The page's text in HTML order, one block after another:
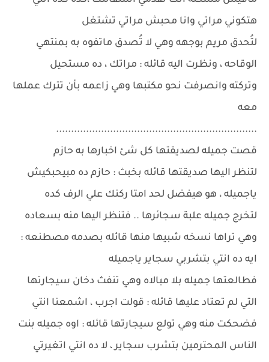
هتكوني مراتي وانا محبش مراتي تشتغل
لتُحدق مريم بوجهه وهي لا تُصدق ماتفوه به بمنتهي
الوقاحه ، ونظرت اليه قائله : مراتك ، ده مستحيل
وتركته وانصرفت نحو مكتبها وهي زاعمه بأن تترك عملها
معه
...................................................................
قصت جميله لصديقتها كل شئ اخبارها به حازم
لتنظر اليها صديقتها قائله بخبث : حازم ده مبيحبكيش
ياجميله ، هو هيفضل لحد امتا ركنك علي الرف كده
لتخرج جميله علبة سجائرها .. فتنظر اليها منه بسعاده
وهي تراها نسخه شبيها منها قائله بصدمه مصطنعه :
ايه ده انتي بتشربي سجاير ياجميله
فطالعتها جميله بلا مبالاه وهي تنفث دخان سيجارتها
التي لم تعتاد عليها قائله : قولت اجرب ، اشمعنا انتي
فضحكت منه وهي تولع سيجارتها قائله : اوه جميله بنت
الناس المحترمين بتشرب سجاير ، لا ده انتي اتغيرتي